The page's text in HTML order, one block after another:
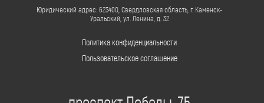
Юридический адрес: 623400, Свердловская область, г. Каменск-
Уральский, ул. Ленина, д. 32
Политика конфиденциальности
Пользовательское соглашение